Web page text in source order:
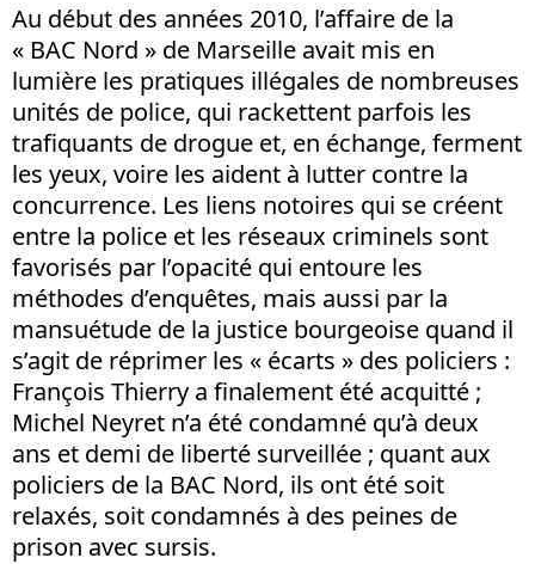
Au début des années 2010, l’affaire de la
« BAC Nord » de Marseille avait mis en
lumière les pratiques illégales de nombreuses
unités de police, qui rackettent parfois les
trafiquants de drogue et, en échange, ferment
les yeux, voire les aident à lutter contre la
concurrence. Les liens notoires qui se créent
entre la police et les réseaux criminels sont
favorisés par l’opacité qui entoure les
méthodes d’enquêtes, mais aussi par la
mansuétude de la justice bourgeoise quand il
s’agit de réprimer les « écarts » des policiers :
François Thierry a finalement été acquitté ;
Michel Neyret n’a été condamné qu’à deux
ans et demi de liberté surveillée ; quant aux
policiers de la BAC Nord, ils ont été soit
relaxés, soit condamnés à des peines de
prison avec sursis.